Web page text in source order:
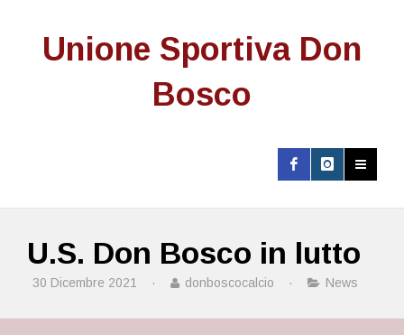
Unione Sportiva Don
Bosco
U.S. Don Bosco in lutto
30 Dicembre 2021 · donboscocalcio · News